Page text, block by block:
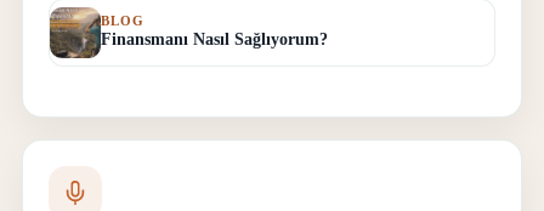
BLOG
Finansmanı Nasıl Sağlıyorum?